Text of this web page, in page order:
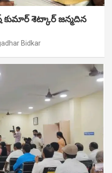
కుమార్ శెట్కార్ జన్మదిన
Bidkar